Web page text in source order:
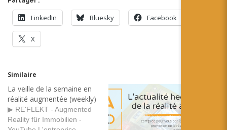
LinkedIn Bluesky Facebook
X
Similaire
La veille de la semaine en
réalité augmentée (weekly)
▶ RE'FLEKT - Augmented
Reality für Immobilien -